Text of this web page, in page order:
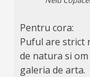
Pentru cora:
Puful are strict
de natura si
galeria de arta.